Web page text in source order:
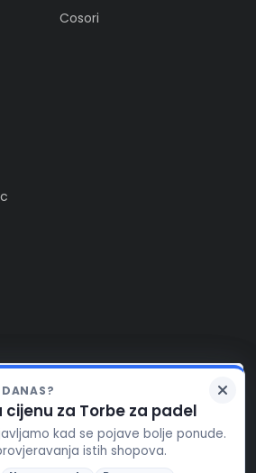
DANAS?
cijenu za Torbe za padel
kad se pojave bolje ponude.
istih shopova.
Cosori
Ova stranica koristi
stranice, te za pružanje
prikaza reklamnog